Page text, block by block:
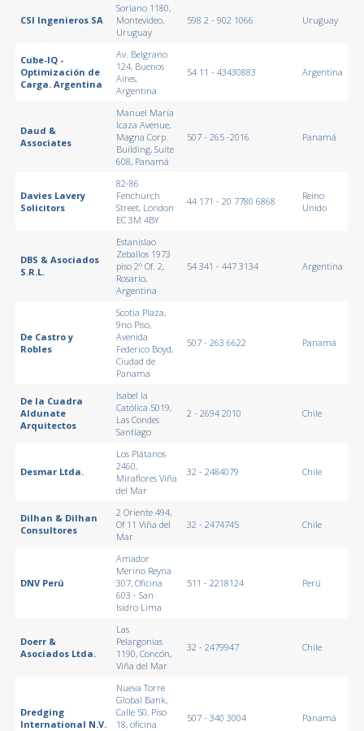
CSI Ingenieros SA
Soriano 1180,
Montevideo,
Uruguay
598 2 - 902 1066 Uruguay
Cube-IQ -
Optimización de
Carga. Argentina
Av. Belgrano
124, Buenos
Aires,
Argentina
54 11 - 43430883 Argentina
Daud &
Associates
Manuel María
Icaza Avenue,
Magna Corp.
Building, Suite
608, Panamá
507 - 265 -2016 Panamá
Davies Lavery
Solicitors
82-86
Fenchurch
Street, London
EC 3M 4BY
44 171 - 20 7780 6868
Reino
Unido
DBS & Asociados
S.R.L.
Estanislao
Zeballos 1973
piso 2° Of. 2,
Rosario,
Argentina
54 341 - 447 3134 Argentina
De Castro y
Robles
Scotia Plaza,
9no Piso,
Avenida
Federico Boyd,
Ciudad de
Panama
507 - 263 6622 Panamá
De la Cuadra
Aldunate
Arquitectos
Isabel la
Católica 5019,
Las Condes
Santiago
2 - 2694 2010 Chile
Desmar Ltda.
Los Plátanos
2460,
Miraflores Viña
del Mar
32 - 2484079 Chile
Dilhan & Dilhan
Consultores
2 Oriente 494,
Of 11 Viña del
Mar
32 - 2474745 Chile
DNV Perú
Amador
Merino Reyna
307, Oficina
603 - San
Isidro Lima
511 - 2218124 Perú
Doerr &
Asociados Ltda.
Las
Pelargonias
1190, Concón,
Viña del Mar
32 - 2479947 Chile
Dredging
International N.V.
Nueva Torre
Global Bank,
Calle 50, Piso
18, oficina
507 - 340 3004 Panamá